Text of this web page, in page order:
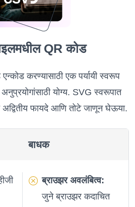
QR कोड
करण्यासाठी एक पर्यायी स्वरूप
योग्य. SVG स्वरूपात
फायदे आणि तोटे जाणून घेऊया.
बाधक
ब्राउझर अवलंबित्व:
जुने ब्राउझर कदाचित